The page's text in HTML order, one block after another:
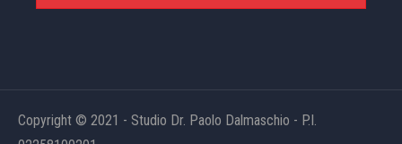
Copyright © 2021 - Studio Dr. Paolo Dalmaschio - P.I.